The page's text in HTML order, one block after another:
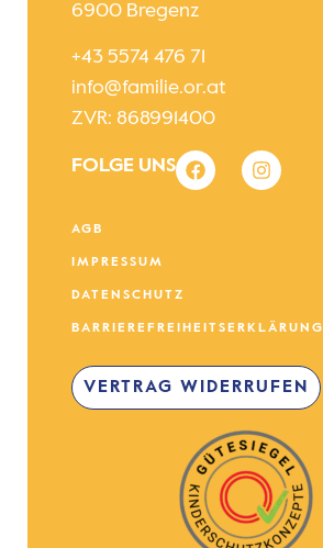
6900 Bregenz
+43 5574 476 71
info@familie.or.at
ZVR: 868991400
FOLGE UNS
AGB
IMPRESSUM
DATENSCHUTZ
BARRIEREFREIHEITSERKLÄRUNG
VERTRAG WIDERRUFEN